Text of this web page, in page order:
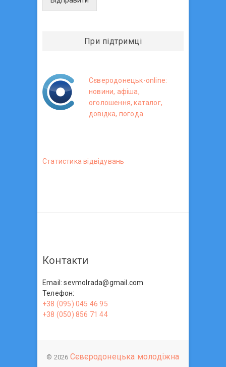
При підтримці
Сєверодонецьк-online:
новини, афіша,
оголошення, каталог,
довідка, погода.
Статистика вiдвiдувань
Контакти
Email: sevmolrada@gmail.com
Телефон:
+38 (095) 045 46 95
+38 (050) 856 71 44
© 2026 Сєвєродонецька молодіжна